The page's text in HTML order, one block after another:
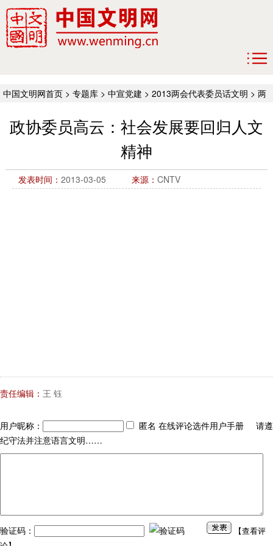
中国文明网首页 > 专题库 > 中宣党建 > 2013两会代表委员话文明 > 两
政协委员高云：社会发展要回归人文
精神
发表时间： 2013-03-05 来源： CNTV
责任编辑： 王 钰
用户昵称：
匿名 在线评论选件用户手册 请遵
纪守法并注意语言文明……
验证码： 【查看评